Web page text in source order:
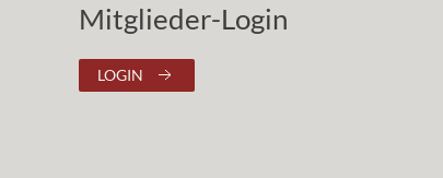
Mitglieder-Login
LOGIN